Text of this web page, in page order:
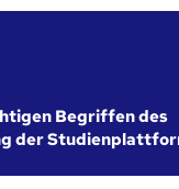
Begriffen des
der